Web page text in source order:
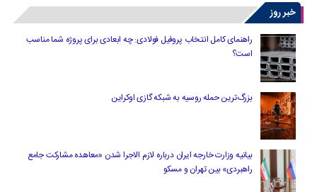
خبر روز
راهنمای کامل انتخاب پروفیل فولادی: چه ابعادی برای پروژه شما مناسب
است؟
بزرگ‌ترین حمله روسیه به شبکه گازی اوکراین
بیانیه وزارت خارجه ایران درباره لازم‌ الاجرا شدن «معاهده مشارکت جامع
راهبردی» بین تهران و مسکو